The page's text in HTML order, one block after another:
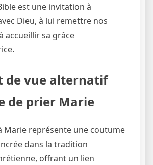
est une invitation à
Dieu, à lui remettre nos
accueillir sa grâce
de vue alternatif
de prier Marie
Marie représente une coutume
dans la tradition
offrant un lien